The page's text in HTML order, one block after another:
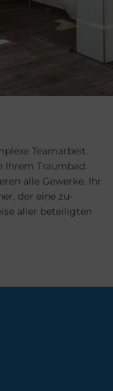
Team­arbeit.
Ihrem Traum­bad.
alle Ge­werke. Ihr
der eine zu­
aller be­teiligten